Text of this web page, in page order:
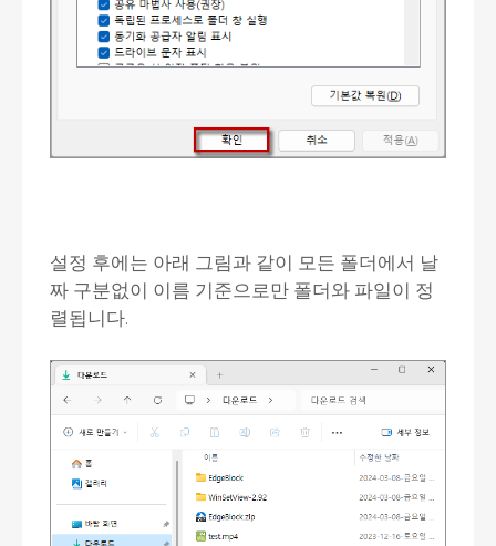
설정 후에는 아래 그림과 같이 모든 폴더에서 날
짜 구분없이 이름 기준으로만 폴더와 파일이 정
렬됩니다.